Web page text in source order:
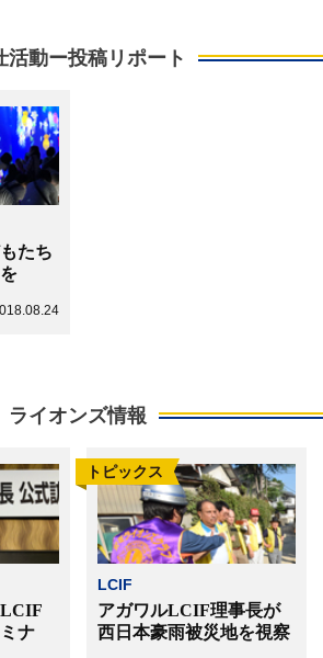
活動ー投稿リポート
たち
ライオンズ情報
ナ
トピックス
LCIF
アガワルLCIF理事長が
西日本豪雨被災地を視察